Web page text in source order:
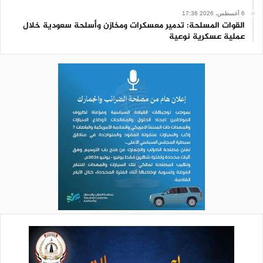
وسيادتها واستقلال قرارها.
وصدر عن الوقفات في عموم المحافظات بيان مشترك، بارك للقوات
المسلحة اليمنية استهداف مواقع في عمق الكيان الصهيوني
الغاصب، وقرار فرض الحصار البحري عليه، معتبرين ذلك موقفاً
شجاعاً ومسؤولاً يجسد التزام اليمن الثابت بمساندة الشعب
الفلسطيني وقضايا الأمة العادلة.
وأكد البيان أن العمليات تأتي في إطار الرد المشروع على الجرائم
والانتهاكات المتواصلة التي يرتكبها العدو الصهيوني بحق أبناء الشعب
الفلسطيني في قطاع غزة والأراضي المحتلة.
وأشار البيان إلى أن العدو الصهيوني واصل تصعيد جرائمه الوحشية
بحق المدنيين في غزة، متسبباً في سقوط مئات الشهداء وآلاف
الجرحى، في انتهاك صارخ للمواثيق والاتفاقيات الدولية، وتنصله
6 أغسطس، 2026 17:36
القوات المسلحة: تدمير معسكرات ومخازن وأسلحة سعودية خلال
عملية عسكرية نوعية